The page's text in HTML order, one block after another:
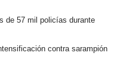
de 57 mil policías durante
contra sarampión